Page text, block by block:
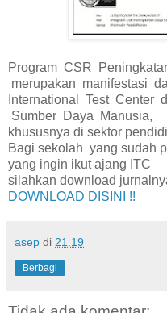
Program CSR
merupakan manifestasi
International Test Center
Sumber Daya Manusia,
khususnya di sektor
Bagi sekolah yang sudah
yang ingin ikut ajang ITC
silahkan download
DOWNLOAD DISINI !!
asep di 21.19
Berbagi